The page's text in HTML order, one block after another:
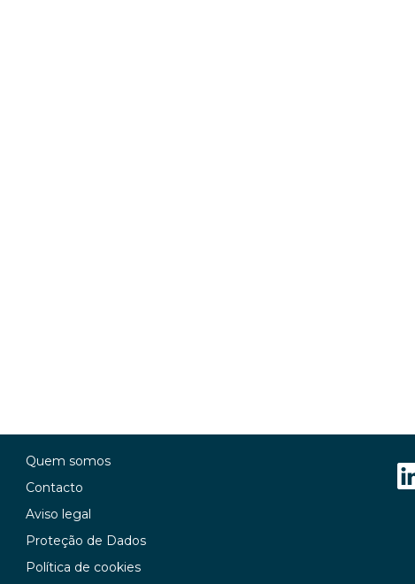
Quem somos
Contacto
Aviso legal
Proteção de Dados
Política de cookies